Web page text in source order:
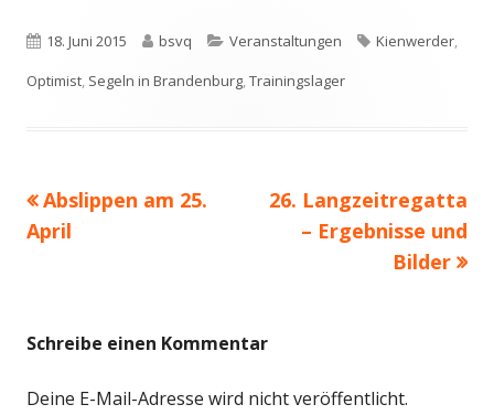
Fenster
öffnen
Veröffentlicht
am
18. Juni 2015 Autor
bsvq Kategorien
Veranstaltungen Schlagwörter
Kienwerder,
Optimist, Segeln in Brandenburg,Trainingslager
Beitragsnavigation
Vorheriger
Beitrag:
Abslippen am 25.
April
Nächster
Beitrag
26. Langzeitregatta
– Ergebnisse und
Bilder
Schreibe einen Kommentar
Deine E-Mail-Adresse wird nicht veröffentlicht.